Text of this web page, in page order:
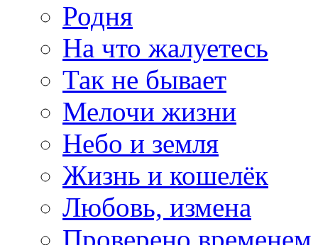
Родня
На что жалуетесь
Так не бывает
Мелочи жизни
Небо и земля
Жизнь и кошелёк
Любовь, измена